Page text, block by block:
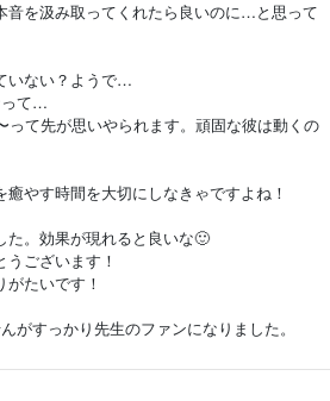
音を汲み取ってくれたら良いのに…と思って
いない？ようで…
って…
って先が思いやられます。頑固な彼は動くの
やす時間を大切にしなきゃですよね！
。効果が現れると良いな🙂
ございます！
たいです！
がすっかり先生のファンになりました。